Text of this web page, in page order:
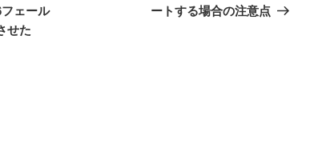
ェール
せた
投
ートする場合の注意点